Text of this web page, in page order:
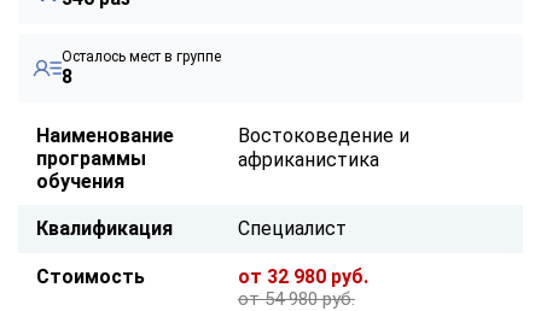
Осталось мест в группе
8
Наименование
программы
обучения
Востоковедение и
африканистика
Квалификация Специалист
Стоимость от 32 980 руб.
от 54 980 руб.